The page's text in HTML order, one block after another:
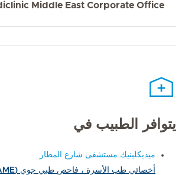
Middle East Corporate Office
يتوافر الطبيب في
ميديكلينيك مستشفى شارع المطار